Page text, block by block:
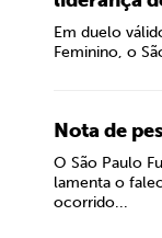
Em duelo
Feminino, o
Nota de
O São Paulo
lamenta o
ocorrido...